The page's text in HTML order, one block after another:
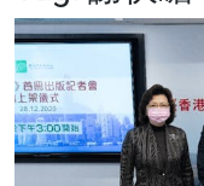
健康
商業
科技
影片